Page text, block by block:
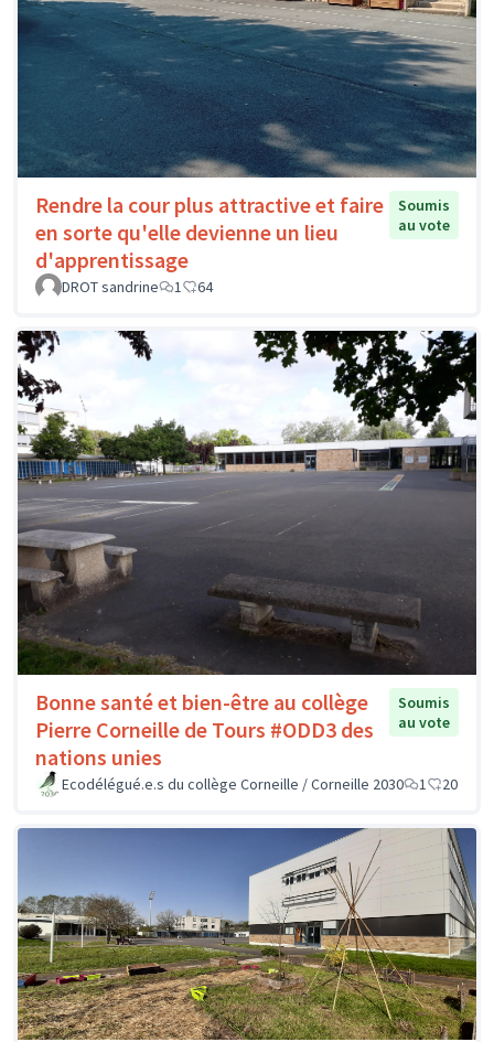
Rendre la cour plus attractive et faire
en sorte qu'elle devienne un lieu
d'apprentissage
Soumis
au vote
DROT sandrine 1 64
Bonne santé et bien-être au collège
Pierre Corneille de Tours #ODD3 des
nations unies
Soumis
au vote
Ecodélégué.e.s du collège Corneille / Corneille 2030 1 20